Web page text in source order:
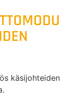
käsijohteiden